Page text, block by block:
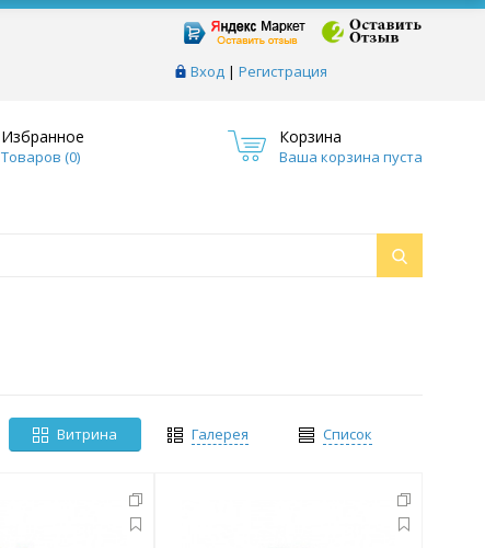
Вход | Регистрация
Избранное
Товаров (0)
Корзина
Ваша корзина пуста
Список
Галерея
Витрина